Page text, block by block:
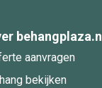
behangplaza.nl
aanvragen
bekijken